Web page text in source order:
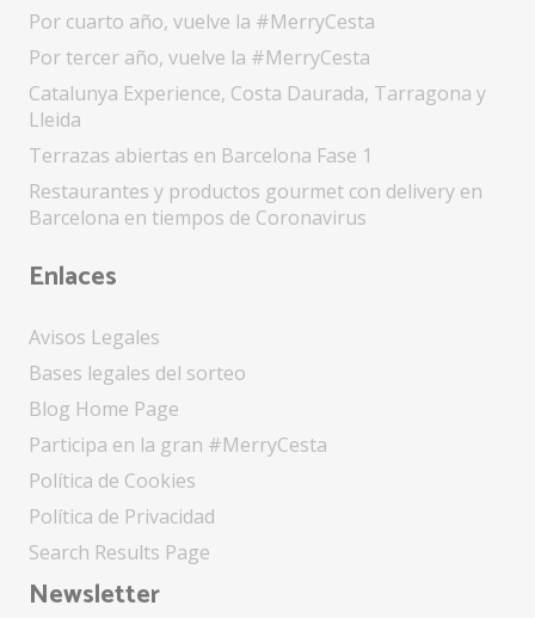
Por cuarto año, vuelve la #MerryCesta
Por tercer año, vuelve la #MerryCesta
Catalunya Experience, Costa Daurada, Tarragona y
Lleida
Terrazas abiertas en Barcelona Fase 1
Restaurantes y productos gourmet con delivery en
Barcelona en tiempos de Coronavirus
Enlaces
Avisos Legales
Bases legales del sorteo
Blog Home Page
Participa en la gran #MerryCesta
Política de Cookies
Política de Privacidad
Search Results Page
Newsletter